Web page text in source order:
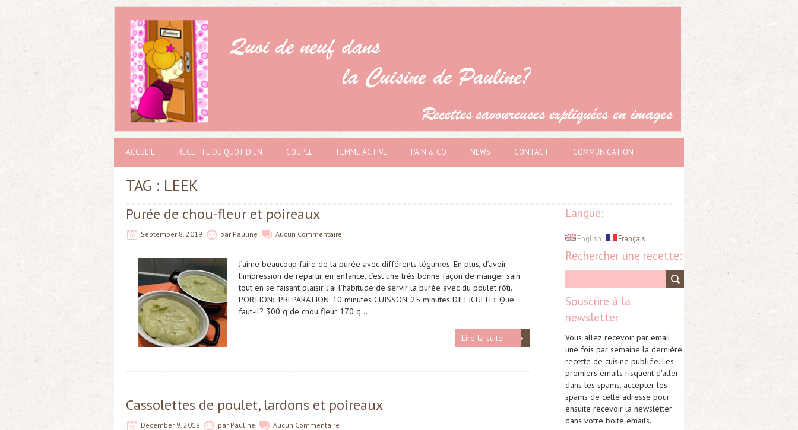
ACCUEIL RECETTE DU QUOTIDIEN COUPLE FEMME ACTIVE PAIN & CO NEWS CONTACT COMMUNICATION
TAG : LEEK
Purée de chou-fleur et poireaux
September 8, 2019 par Pauline Aucun Commentaire
J’aime beaucoup faire de la purée avec différents légumes. En plus, d’avoir
l’impression de repartir en enfance, c’est une très bonne façon de manger sain
tout en se faisant plaisir. J’ai l’habitude de servir la purée avec du poulet rôti.
PORTION: PREPARATION: 10 minutes CUISSON: 25 minutes DIFFICULTE: Que
faut-il? 300 g de chou fleur 170 g…
Lire la suite
Cassolettes de poulet, lardons et poireaux
December 9, 2018 par Pauline Aucun Commentaire
Langue:
English Français
Rechercher une recette:
Souscrire à la
newsletter
Vous allez recevoir par email
une fois par semaine la dernière
recette de cuisine publiée. Les
premiers emails risquent d'aller
dans les spams, accepter les
spams de cette adresse pour
ensuite recevoir la newsletter
dans votre boite emails.